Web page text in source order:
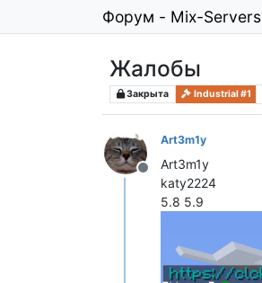
Форум - Mix-Servers
Жалобы
Закрыта Industrial #1
Не в сети
Art3m1y
Art3m1y
katy2224
5.8 5.9